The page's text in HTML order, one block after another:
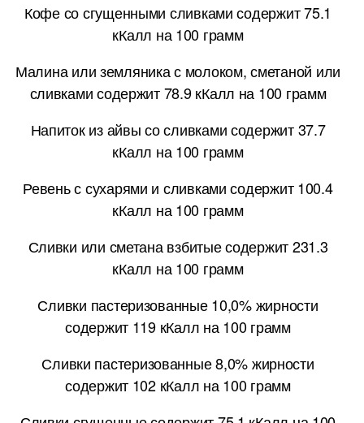
Кофе со сгущенными сливками содержит 75.1
кКалл на 100 грамм
Малина или земляника с молоком, сметаной или
сливками содержит 78.9 кКалл на 100 грамм
Напиток из айвы со сливками содержит 37.7
кКалл на 100 грамм
Ревень с сухарями и сливками содержит 100.4
кКалл на 100 грамм
Сливки или сметана взбитые содержит 231.3
кКалл на 100 грамм
Сливки пастеризованные 10,0% жирности
содержит 119 кКалл на 100 грамм
Сливки пастеризованные 8,0% жирности
содержит 102 кКалл на 100 грамм